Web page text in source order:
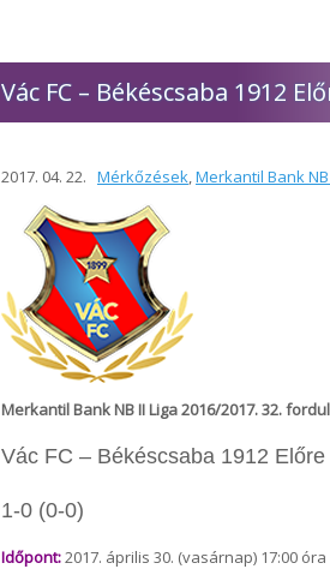
Vác FC – Békéscsaba 1912
2017. 04. 22. Mérkőzések,Merkantil Bank NB
Merkantil Bank NB II Liga 2016/2017. 32.
Vác FC – Békéscsaba 1912 Előre
1-0 (0-0)
Időpont:2017. április 30. (vasárnap) 17:00 óra